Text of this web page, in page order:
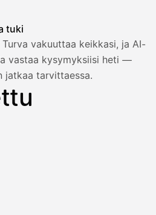
tuki
Turva vakuuttaa keikkasi, ja AI-
vastaa kysymyksiisi heti —
jatkaa tarvittaessa.